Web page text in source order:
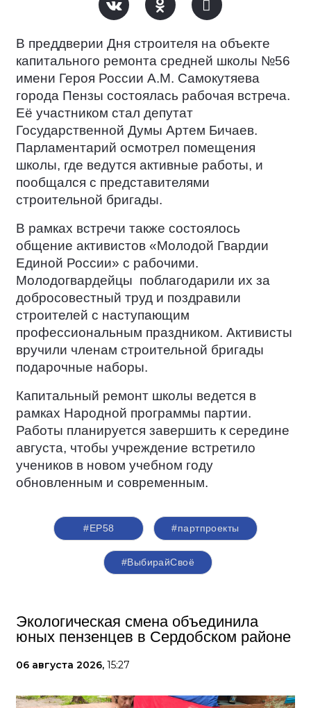
В преддверии Дня строителя на объекте
капитального ремонта средней школы №56
имени Героя России А.М. Самокутяева
города Пензы состоялась рабочая встреча.
Её участником стал депутат
Государственной Думы Артем Бичаев.
Парламентарий осмотрел помещения
школы, где ведутся активные работы, и
пообщался с представителями
строительной бригады.
В рамках встречи также состоялось
общение активистов «Молодой Гвардии
Единой России» с рабочими.
Молодогвардейцы поблагодарили их за
добросовестный труд и поздравили
строителей с наступающим
профессиональным праздником. Активисты
вручили членам строительной бригады
подарочные наборы.
Капитальный ремонт школы ведется в
рамках Народной программы партии.
Работы планируется завершить к середине
августа, чтобы учреждение встретило
учеников в новом учебном году
обновленным и современным.
#ЕР58 #партпроекты
#ВыбирайСвоё
Экологическая смена объединила
юных пензенцев в Сердобском районе
06 августа 2026, 15:27